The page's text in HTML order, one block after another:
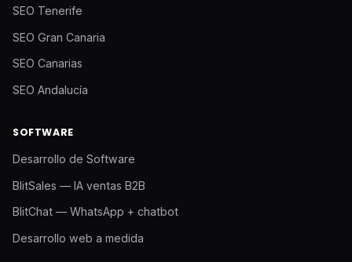
SEO Tenerife
SEO Gran Canaria
SEO Canarias
SEO Andalucía
SOFTWARE
Desarrollo de Software
BlitSales — IA ventas B2B
BlitChat — WhatsApp + chatbot
Desarrollo web a medida